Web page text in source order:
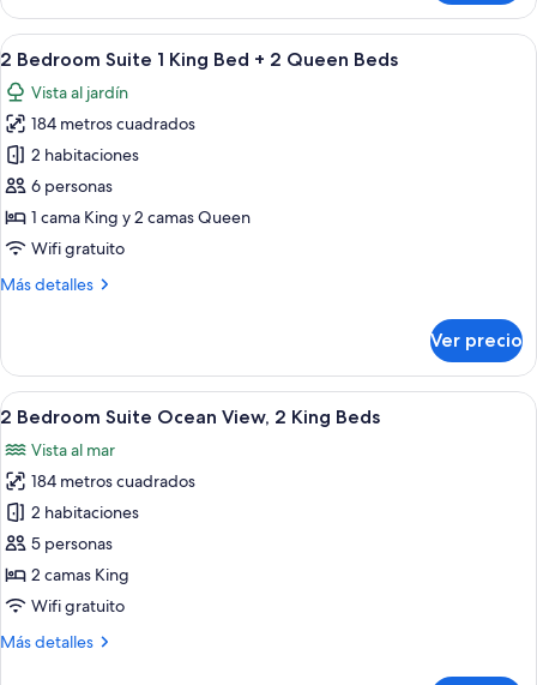
Bedroom
Ocean
View,
King
Bed
Abrir
todas
las
fotos
de
2
Bedroom
Suite
King
2
Queen
Beds
Una sala moderna con un sofá, dos
26
2 Bedroom Suite 1 King Bed + 2 Queen Beds
Vista al jardín
184 metros cuadrados
2 habitaciones
6 personas
1 cama King y 2 camas Queen
Wifi gratuito
Más detalles
Más
Bedroom
Suite
1
Bed
+
2
Queen
Beds
Ver precio
Abrir
todas
las
fotos
de
2
Bedroom
Suite
View,
Una sala de estar moderna con un
21
2 Bedroom Suite Ocean View, 2 King Beds
Vista al mar
184 metros cuadrados
2 habitaciones
5 personas
2 camas King
Wifi gratuito
Más detalles
Más